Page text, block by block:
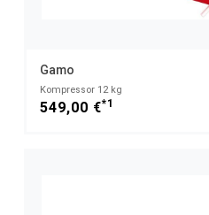
Gamo
Kompressor 12 kg
549,00 €*1